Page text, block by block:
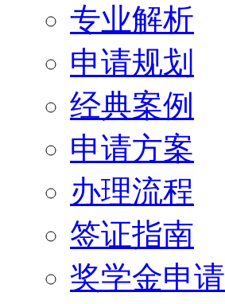
专业解析
申请规划
经典案例
申请方案
办理流程
签证指南
奖学金申请